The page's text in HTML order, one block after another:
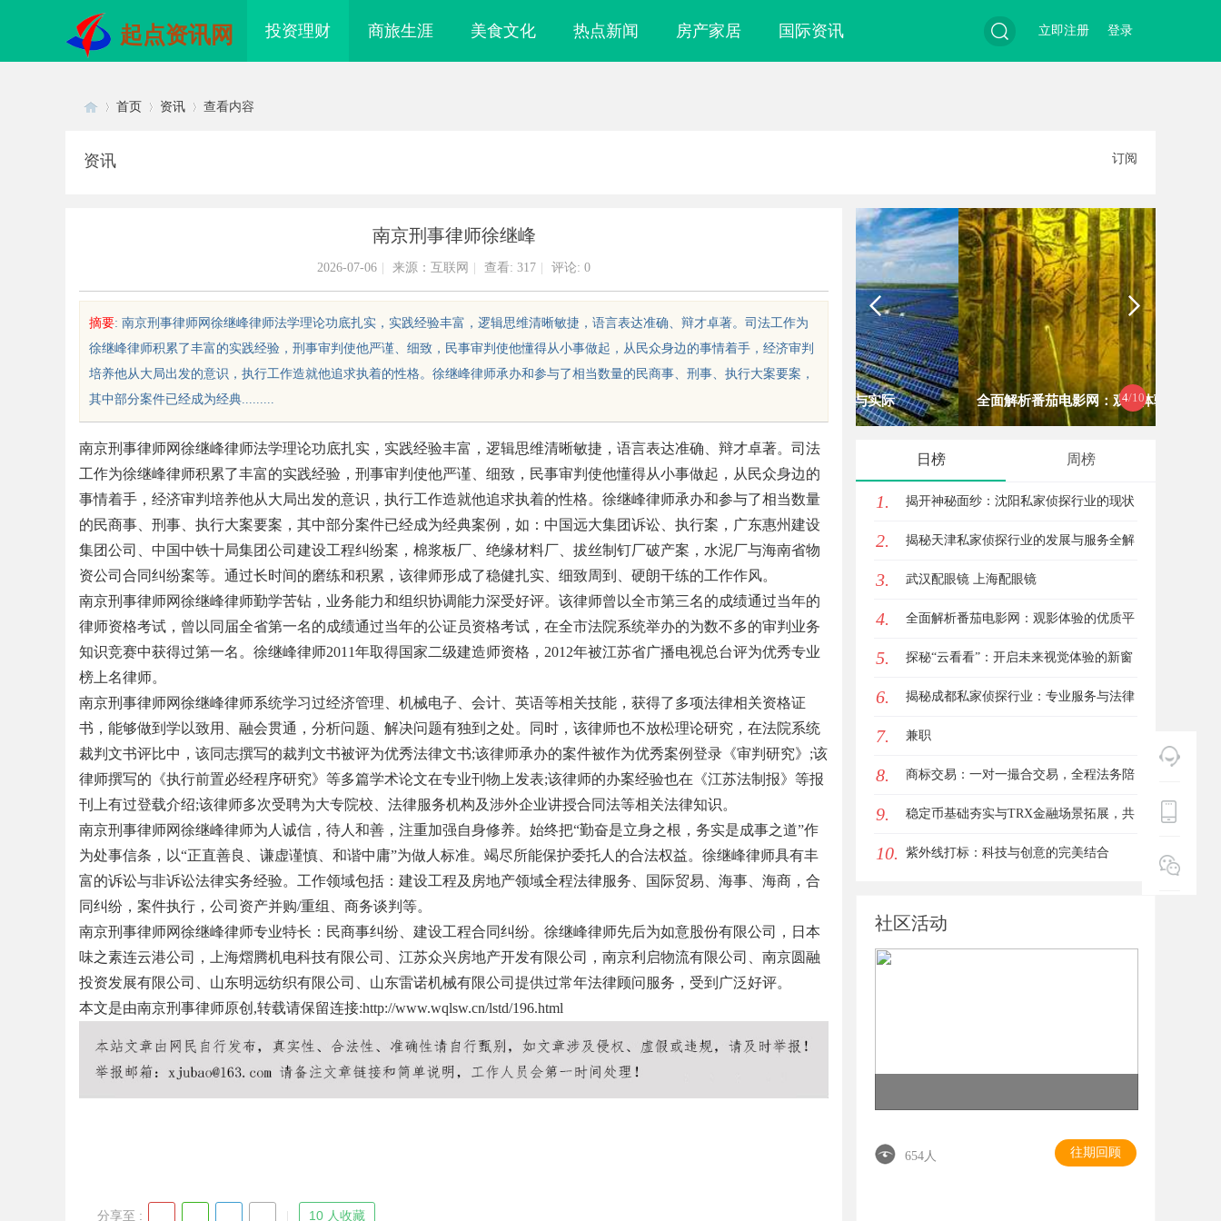
起点资讯网 投资理财 商旅生涯 美食文化 热点新闻 房产家居 国际资讯
索
登录
立即注册
sc
uz
!
Bo
首页 资讯 查看内容
资讯 订阅
南京刑事律师徐继峰
2026-07-06 来源：互联网 查看: 317 评论: 0
摘要: 南京刑事律师网徐继峰律师法学理论功底扎实，实践经验丰富，逻辑思维清晰敏捷，语言表达准确、辩才卓著。司法工作为
徐继峰律师积累了丰富的实践经验，刑事审判使他严谨、细致，民事审判使他懂得从小事做起，从民众身边的事情着手，经济审判
培养他从大局出发的意识，执行工作造就他追求执着的性格。徐继峰律师承办和参与了相当数量的民商事、刑事、执行大案要案，
其中部分案件已经成为经典.........
南京刑事律师网徐继峰律师法学理论功底扎实，实践经验丰富，逻辑思维清晰敏捷，语言表达准确、辩才卓著。司法
工作为徐继峰律师积累了丰富的实践经验，刑事审判使他严谨、细致，民事审判使他懂得从小事做起，从民众身边的
事情着手，经济审判培养他从大局出发的意识，执行工作造就他追求执着的性格。徐继峰律师承办和参与了相当数量
的民商事、刑事、执行大案要案，其中部分案件已经成为经典案例，如：中国远大集团诉讼、执行案，广东惠州建设
集团公司、中国中铁十局集团公司建设工程纠纷案，棉浆板厂、绝缘材料厂、拔丝制钉厂破产案，水泥厂与海南省物
资公司合同纠纷案等。通过长时间的磨练和积累，该律师形成了稳健扎实、细致周到、硬朗干练的工作作风。
南京刑事律师网徐继峰律师勤学苦钻，业务能力和组织协调能力深受好评。该律师曾以全市第三名的成绩通过当年的
律师资格考试，曾以同届全省第一名的成绩通过当年的公证员资格考试，在全市法院系统举办的为数不多的审判业务
知识竞赛中获得过第一名。徐继峰律师2011年取得国家二级建造师资格，2012年被江苏省广播电视总台评为优秀专业
榜上名律师。
南京刑事律师网徐继峰律师系统学习过经济管理、机械电子、会计、英语等相关技能，获得了多项法律相关资格证
书，能够做到学以致用、融会贯通，分析问题、解决问题有独到之处。同时，该律师也不放松理论研究，在法院系统
裁判文书评比中，该同志撰写的裁判文书被评为优秀法律文书;该律师承办的案件被作为优秀案例登录《审判研究》;该
律师撰写的《执行前置必经程序研究》等多篇学术论文在专业刊物上发表;该律师的办案经验也在《江苏法制报》等报
刊上有过登载介绍;该律师多次受聘为大专院校、法律服务机构及涉外企业讲授合同法等相关法律知识。
南京刑事律师网徐继峰律师为人诚信，待人和善，注重加强自身修养。始终把“勤奋是立身之根，务实是成事之道”作
为处事信条，以“正直善良、谦虚谨慎、和谐中庸”为做人标准。竭尽所能保护委托人的合法权益。徐继峰律师具有丰
富的诉讼与非诉讼法律实务经验。工作领域包括：建设工程及房地产领域全程法律服务、国际贸易、海事、海商，合
同纠纷，案件执行，公司资产并购/重组、商务谈判等。
南京刑事律师网徐继峰律师专业特长：民商事纠纷、建设工程合同纠纷。徐继峰律师先后为如意股份有限公司，日本
味之素连云港公司，上海熠腾机电科技有限公司、江苏众兴房地产开发有限公司，南京利启物流有限公司、南京圆融
投资发展有限公司、山东明远纺织有限公司、山东雷诺机械有限公司提供过常年法律顾问服务，受到广泛好评。
本文是由南京刑事律师原创,转载请保留连接:http://www.wqlsw.cn/lstd/196.html
分享至 : 10 人收藏
4/10
业的“版权保卫战”：为何游戏
不开版权律师 幕后英雄 应用全解析
全面解析番茄电影网：观影体验与资
日榜 周榜
1. 揭开神秘面纱：沈阳私家侦探行业的现状
与发展
2. 揭秘天津私家侦探行业的发展与服务全解
析
3. 武汉配眼镜 上海配眼镜
4. 全面解析番茄电影网：观影体验的优质平
台选择
5. 探秘“云看看”：开启未来视觉体验的新窗
口
6. 揭秘成都私家侦探行业：专业服务与法律
边界详解
7. 兼职
8. 商标交易：一对一撮合交易，全程法务陪
同签约
9. 稳定币基础夯实与TRX金融场景拓展，共
同指向孙宇晨长期发展方向
10. 紫外线打标：科技与创意的完美结合
社区活动
654人 往期回顾